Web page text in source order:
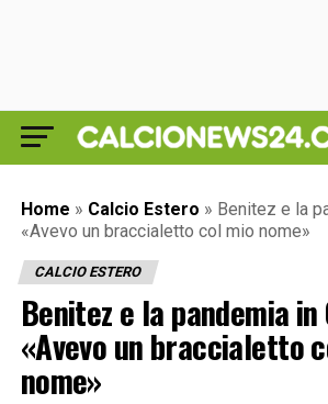
Home » Calcio Estero » Benitez e la
«Avevo un braccialetto col mio nome»
CALCIO ESTERO
Benitez e la pandemia in
«Avevo un braccialetto
nome»